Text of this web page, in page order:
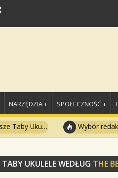
NARZĘDZIA + SPOŁECZNOŚĆ +
Taby Ukulele Wybór
TABY UKULELE WEDŁUG THE